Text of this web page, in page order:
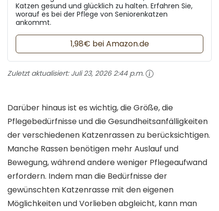
Katzen gesund und glücklich zu halten. Erfahren Sie,
worauf es bei der Pflege von Seniorenkatzen
ankommt.
1,98€ bei Amazon.de
Zuletzt aktualisiert: Juli 23, 2026 2:44 p.m.
Darüber hinaus ist es wichtig, die Größe, die
Pflegebedürfnisse und die Gesundheitsanfälligkeiten
der verschiedenen Katzenrassen zu berücksichtigen.
Manche Rassen benötigen mehr Auslauf und
Bewegung, während andere weniger Pflegeaufwand
erfordern. Indem man die Bedürfnisse der
gewünschten Katzenrasse mit den eigenen
Möglichkeiten und Vorlieben abgleicht, kann man